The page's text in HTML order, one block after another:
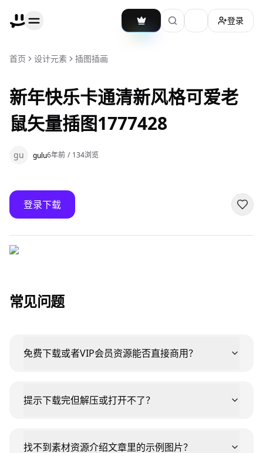
加载主题切换
登录
首页 设计元素 插图插画
新年快乐卡通清新风格可爱老
鼠矢量插图1777428
gu gulu6年前 / 134浏览
登录下载
常见问题
免费下载或者VIP会员资源能否直接商用？
提示下载完但解压或打开不了？
找不到素材资源介绍文章里的示例图片？